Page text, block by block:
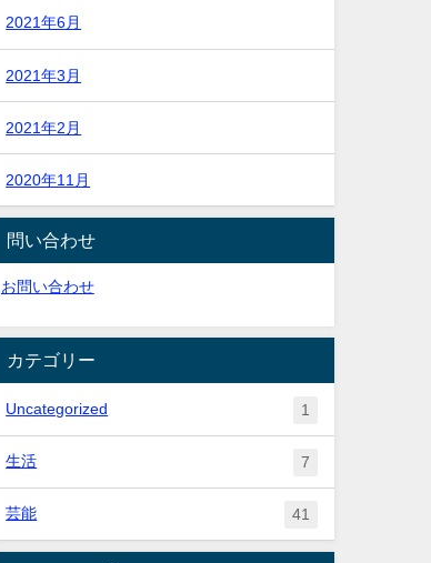
2021年6月
2021年3月
2021年2月
2020年11月
問い合わせ
お問い合わせ
カテゴリー
Uncategorized 1
生活 7
芸能 41